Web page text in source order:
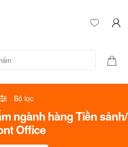
Bộ lọc
ngành hàng Tiền sảnh/
Office